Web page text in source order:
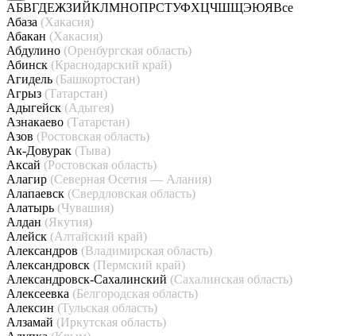
АБВГДЕЖЗИЙКЛМНОПРСТУФХЦЧШЩЭЮЯВсе
Абаза (Хакасия)
Абакан (Хакасия)
Абдулино (Оренбургская область)
Абинск (Краснодарский край)
Агидель (Башкортостан)
Агрыз (Татарстан)
Адыгейск (Адыгея)
Азнакаево (Татарстан)
Азов (Ростовская область)
Ак-Довурак (Тыва)
Аксай (Ростовская область)
Алагир (Северная Осетия — Алания)
Алапаевск (Свердловская область)
Алатырь (Чувашия)
Алдан (Якутия)
Алейск (Алтайский край)
Александров (Владимирская область)
Александровск (Пермский край)
Александровск-Сахалинский (Сахалинская область)
Алексеевка (Белгородская область)
Алексин (Тульская область)
Алзамай (Иркутская область)